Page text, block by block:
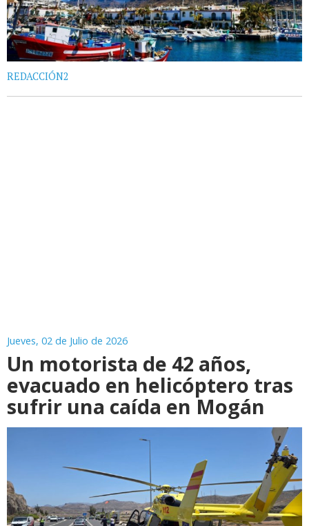
REDACCIÓN2
Jueves, 02 de Julio de 2026
Un motorista de 42 años,
evacuado en helicóptero tras
sufrir una caída en Mogán